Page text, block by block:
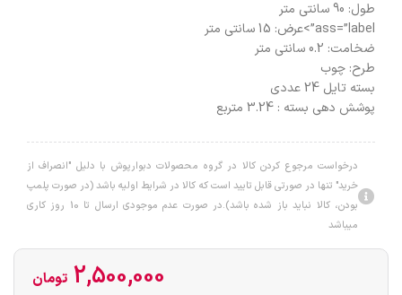
طول: 90 سانتی متر
ass=”label”>عرض:
15 سانتی متر
ضخامت: 0.2 سانتی متر
طرح: چوب
بسته تایل 24 عددی
پوشش دهی بسته : 3.24 متربع
درخواست مرجوع کردن کالا در گروه محصولات دبوارپوش با دلیل "انصراف از
خرید" تنها در صورتی قابل تایید است که کالا در شرایط اولیه باشد (در صورت پلمپ
بودن، کالا نباید باز شده باشد).در صورت عدم موجودی ارسال تا 10 روز کاری
میباشد
2,500,000 تومان